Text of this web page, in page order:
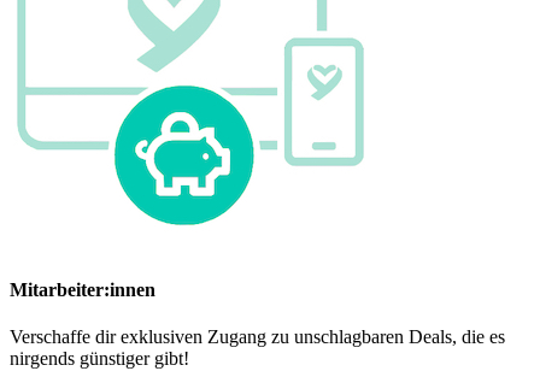
Mitarbeiter:innen
Verschaffe dir exklusiven Zugang zu unschlagbaren Deals, die es
nirgends günstiger gibt!